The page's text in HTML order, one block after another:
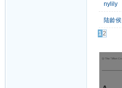
nylily
陆龄侯
12